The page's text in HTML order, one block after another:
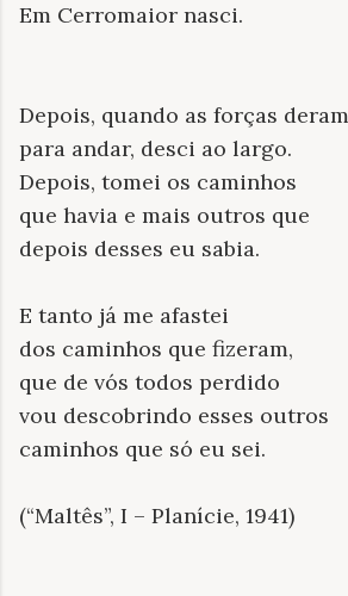
Em Cerromaior nasci.
Depois, quando as forças deram
para andar, desci ao largo.
Depois, tomei os caminhos
que havia e mais outros que
depois desses eu sabia.
E tanto já me afastei
dos caminhos que fizeram,
que de vós todos perdido
vou descobrindo esses outros
caminhos que só eu sei.
(“Maltês”, I – Planície, 1941)